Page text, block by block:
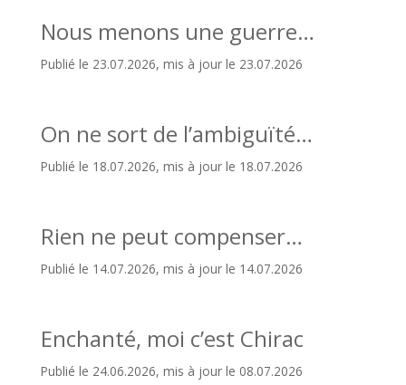
Nous menons une guerre…
Publié le 23.07.2026, mis à jour le 23.07.2026
On ne sort de l’ambiguïté…
Publié le 18.07.2026, mis à jour le 18.07.2026
Rien ne peut compenser…
Publié le 14.07.2026, mis à jour le 14.07.2026
Enchanté, moi c’est Chirac
Publié le 24.06.2026, mis à jour le 08.07.2026